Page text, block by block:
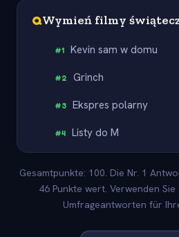
QWymień filmy
#1 Kevin sam w domu
#2 Grinch
#3 Ekspres polarny
#4 Listy do M
Gesamtpunkte: 100. Die Nr. 1
46 Punkte wert. Verwenden
Umfrageantworten für